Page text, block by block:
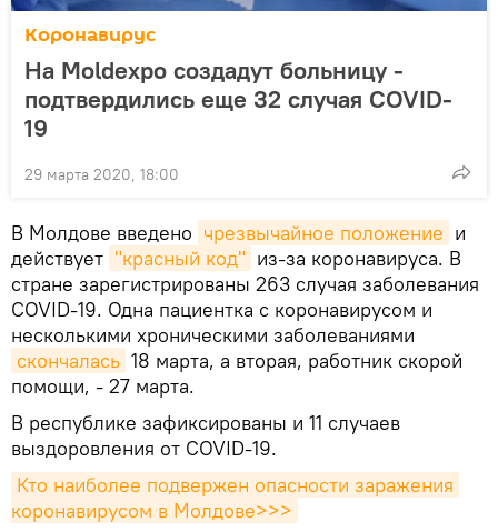
Коронавирус
На Moldexpo создадут больницу -
подтвердились еще 32 случая COVID-
19
29 марта 2020, 18:00
В Молдове введено чрезвычайное положение и
действует "красный код" из-за коронавируса. В
стране зарегистрированы 263 случая заболевания
COVID-19. Одна пациентка с коронавирусом и
несколькими хроническими заболеваниями
скончалась 18 марта, а вторая, работник скорой
помощи, - 27 марта.
В республике зафиксированы и 11 случаев
выздоровления от COVID-19.
Кто наиболее подвержен опасности заражения
коронавирусом в Молдове>>>